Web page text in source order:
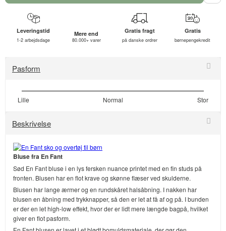
Leveringstid
1-2 arbejdsdage
Mere end
80.000+ varer
Gratis fragt
på danske ordrer
Gratis
børnepengekredit
Pasform
Lille Normal Stor
Beskrivelse
Bluse fra En Fant
Sød En Fant bluse i en lys fersken nuance printet med en fin studs på
fronten. Blusen har en flot krave og skønne flæser ved skulderne.
Blusen har lange ærmer og en rundskåret halsåbning. I nakken har
blusen en åbning med trykknapper, så den er let at få af og på. I bunden
er der en let high-low effekt, hvor der er lidt mere længde bagpå, hvilket
giver en flot pasform.